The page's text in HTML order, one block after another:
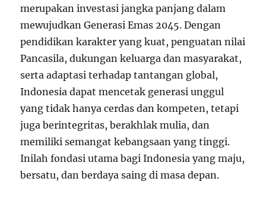
merupakan investasi jangka panjang dalam
mewujudkan Generasi Emas 2045. Dengan
pendidikan karakter yang kuat, penguatan nilai
Pancasila, dukungan keluarga dan masyarakat,
serta adaptasi terhadap tantangan global,
Indonesia dapat mencetak generasi unggul
yang tidak hanya cerdas dan kompeten, tetapi
juga berintegritas, berakhlak mulia, dan
memiliki semangat kebangsaan yang tinggi.
Inilah fondasi utama bagi Indonesia yang maju,
bersatu, dan berdaya saing di masa depan.